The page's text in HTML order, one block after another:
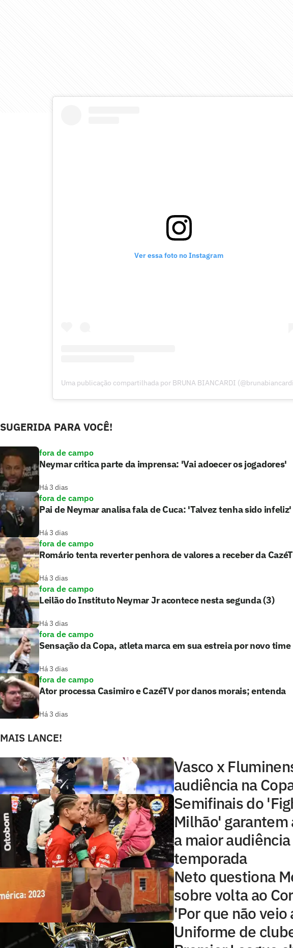
Ver essa foto no Instagram
Uma publicação compartilhada por BRUNA BIANCARDI
SUGERIDA PARA VOCÊ!
fora de campo
Neymar critica parte da imprensa: 'Vai adoecer os jogadores'
Há 3 dias
fora de campo
Pai de Neymar analisa fala de Cuca: 'Talvez tenha sido infeliz'
Há 3 dias
fora de campo
Romário tenta reverter penhora de valores a receber da
Há 3 dias
fora de campo
Leilão do Instituto Neymar Jr acontece nesta segunda (3)
Há 3 dias
fora de campo
Sensação da Copa, atleta marca em sua estreia por novo time
Há 3 dias
fora de campo
Ator processa Casimiro e CazéTV por danos morais; entenda
Há 3 dias
MAIS LANCE!
Vasco x
audiência na
Semifinais do
Milhão' garantem
a maior
temporada
Neto questiona
sobre volta ao
'Por que não veio
Uniforme de